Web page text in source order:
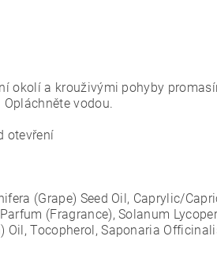
okolí a krouživými pohyby
vodou.
otevření
(Grape) Seed Oil, Caprylic/
(Fragrance), Solanum
Oil, Tocopherol, Saponaria